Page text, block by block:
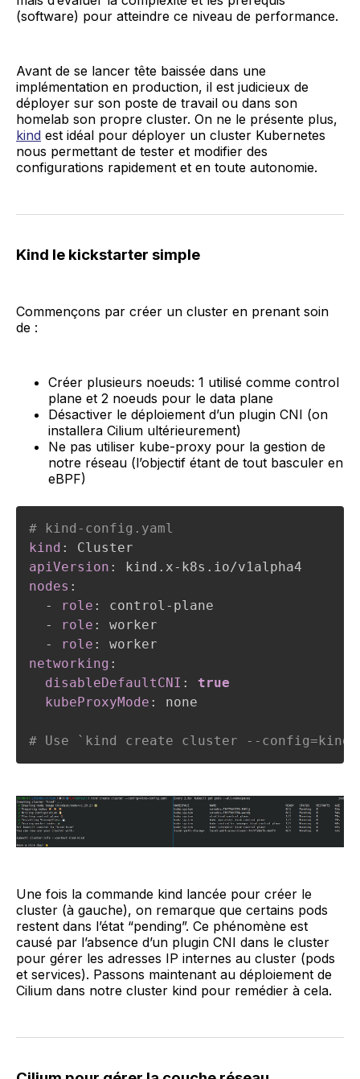
(software) pour atteindre ce niveau de performance.
Avant de se lancer tête baissée dans une
implémentation en production, il est judicieux de
déployer sur son poste de travail ou dans son
homelab son propre cluster. On ne le présente plus,
kind est idéal pour déployer un cluster Kubernetes
nous permettant de tester et modifier des
configurations rapidement et en toute autonomie.
Kind le kickstarter simple
Commençons par créer un cluster en prenant soin
de :
Créer plusieurs noeuds: 1 utilisé comme control
plane et 2 noeuds pour le data plane
Désactiver le déploiement d’un plugin CNI (on
installera Cilium ultérieurement)
Ne pas utiliser kube-proxy pour la gestion de
notre réseau (l’objectif étant de tout basculer en
eBPF)
# kind-config.yaml
kind :
apiVersion : kind.x-
nodes :
-
role : control - plane
-
role :
worker
-
role :
networking :
disableDefaultCNI :
true
kubeProxyMode : none
# Use `kind create cluster --config=kind-
Une fois la commande kind lancée pour créer le
cluster (à gauche), on remarque que certains pods
restent dans l’état “pending”. Ce phénomène est
causé par l’absence d’un plugin CNI dans le cluster
pour gérer les adresses IP internes au cluster (pods
et services). Passons maintenant au déploiement de
Cilium dans notre cluster kind pour remédier à cela.